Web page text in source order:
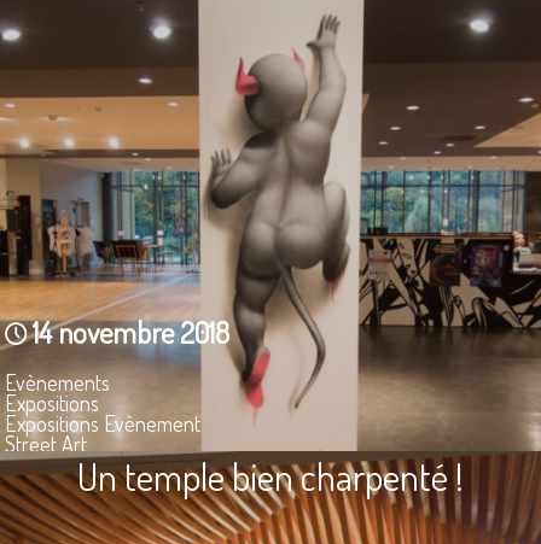
14 novembre 2018
Evènements
Expositions
Expositions Evènement
Street Art
Un temple bien charpenté !